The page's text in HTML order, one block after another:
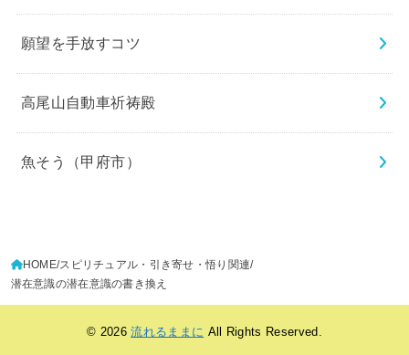
願望を手放すコツ
高尾山自動車祈祷殿
魚そう（甲府市）
HOME スピリチュアル・引き寄せ・悟り関連
潜在意識の潜在意識の書き換え
© 2026流れるままに All Rights Reserved.